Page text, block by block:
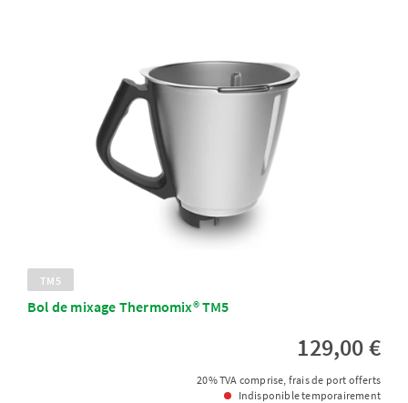
TM5
Bol de mixage Thermomix® TM5
129,00 €
20% TVA comprise, frais de port offerts
Indisponible temporairement